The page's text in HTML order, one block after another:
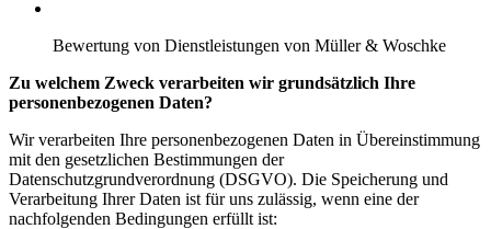
Bewertung von Dienstleistungen von Müller & Woschke
Zu welchem Zweck verarbeiten wir grundsätzlich Ihre
personenbezogenen Daten?
Wir verarbeiten Ihre personenbezogenen Daten in Übereinstimmung
mit den gesetzlichen Bestimmungen der
Datenschutzgrundverordnung (DSGVO). Die Speicherung und
Verarbeitung Ihrer Daten ist für uns zulässig, wenn eine der
nachfolgenden Bedingungen erfüllt ist: